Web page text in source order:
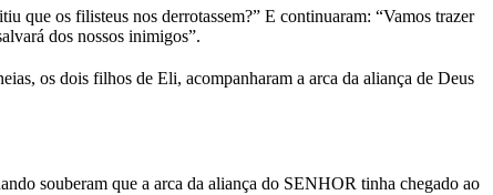
que os filisteus nos derrotassem?” E continuaram: “Vamos trazer
dos nossos inimigos”.
os dois filhos de Eli, acompanharam a arca da aliança de Deus
souberam que a arca da aliança do SENHOR tinha chegado ao